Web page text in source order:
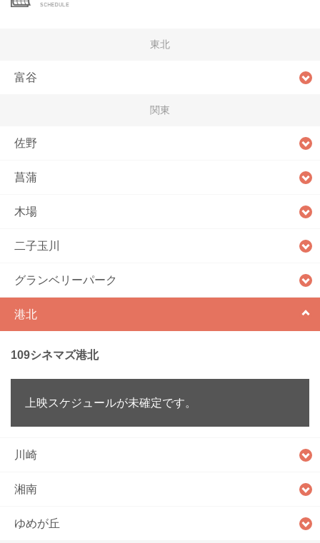
東北
富谷
関東
佐野
菖蒲
木場
二子玉川
グランベリーパーク
港北
109シネマズ港北
上映スケジュールが未確定です。
川崎
湘南
ゆめが丘